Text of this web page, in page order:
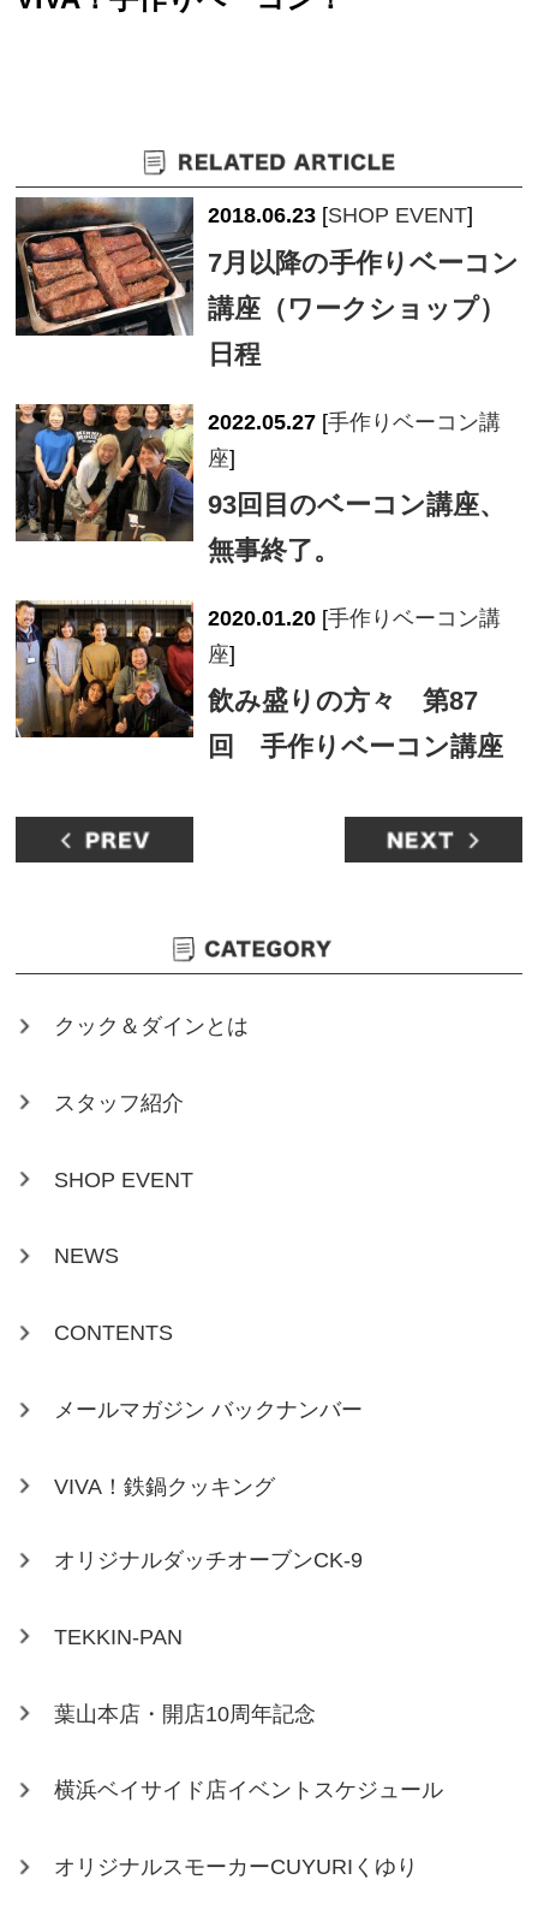
2018.06.23 [SHOP EVENT]
7月以降の手作りベーコン
講座（ワークショップ）
日程
2022.05.27 [手作りベーコン講
座]
93回目のベーコン講座、
無事終了。
2020.01.20 [手作りベーコン講
座]
飲み盛りの方々 第87
回 手作りベーコン講座
クック＆ダインとは
スタッフ紹介
SHOP EVENT
NEWS
CONTENTS
メールマガジン バックナンバー
VIVA！鉄鍋クッキング
オリジナルダッチオーブンCK-9
TEKKIN-PAN
葉山本店・開店10周年記念
横浜ベイサイド店イベントスケジュール
オリジナルスモーカーCUYURIくゆり